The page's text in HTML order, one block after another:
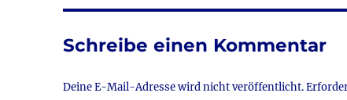
o
k
Schreibe einen Kommentar
Deine E-Mail-Adresse wird nicht veröffentlicht.